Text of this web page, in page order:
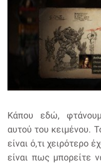
Κάπου εδώ,
αυτού του κειμένου.
είναι ό,τι χειρότερο
είναι πως μπορείτε